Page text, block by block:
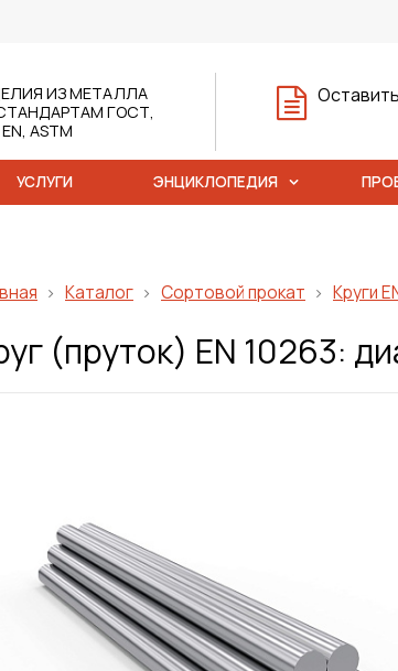
ИЗ МЕТАЛЛА
ГОСТ,
ASTM
УСЛУГИ ЭНЦИКЛОПЕДИЯ
Каталог Сортовой прокат Круги
(пруток) ЕN 10263: